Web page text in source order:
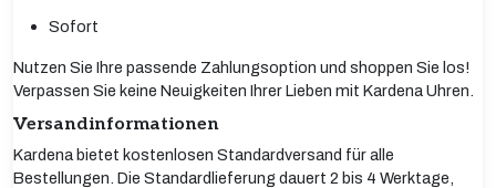
Sofort
Nutzen Sie Ihre passende Zahlungsoption und shoppen Sie los!
Verpassen Sie keine Neuigkeiten Ihrer Lieben mit Kardena Uhren.
Versandinformationen
Kardena bietet kostenlosen Standardversand für alle
Bestellungen. Die Standardlieferung dauert 2 bis 4 Werktage,